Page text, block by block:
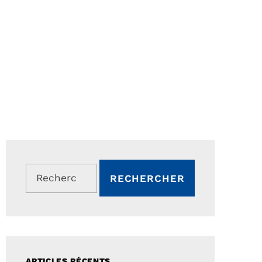
Rechercher :